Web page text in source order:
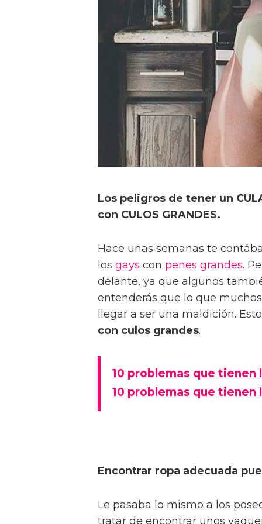
Los peligros de tener un
con CULOS GRANDES.
Hace unas semanas te
los gays con penes grandes.
delante, ya que algunos
entenderás que lo que
llegar a ser una maldición.
con culos grandes.
10 problemas que tienen
10 problemas que
Encontrar ropa adecuada
Le pasaba lo mismo a los
tratar de encontrar unos